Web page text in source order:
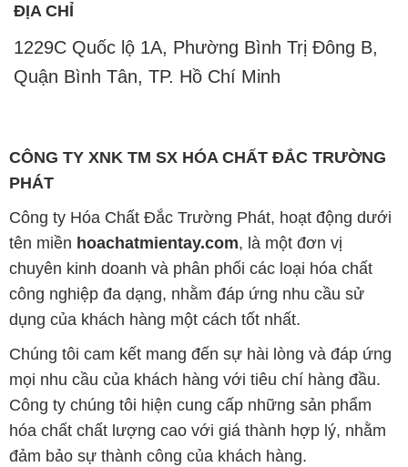
ĐỊA CHỈ
1229C Quốc lộ 1A, Phường Bình Trị Đông B,
Quận Bình Tân, TP. Hồ Chí Minh
CÔNG TY XNK TM SX HÓA CHẤT ĐẮC TRƯỜNG
PHÁT
Công ty Hóa Chất Đắc Trường Phát, hoạt động dưới
tên miền hoachatmientay.com, là một đơn vị
chuyên kinh doanh và phân phối các loại hóa chất
công nghiệp đa dạng, nhằm đáp ứng nhu cầu sử
dụng của khách hàng một cách tốt nhất.
Chúng tôi cam kết mang đến sự hài lòng và đáp ứng
mọi nhu cầu của khách hàng với tiêu chí hàng đầu.
Công ty chúng tôi hiện cung cấp những sản phẩm
hóa chất chất lượng cao với giá thành hợp lý, nhằm
đảm bảo sự thành công của khách hàng.